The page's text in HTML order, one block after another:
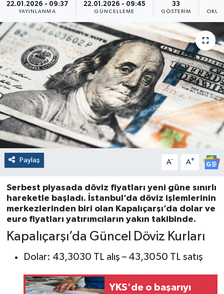
22.01.2026 - 09:37
YAYINLANMA
22.01.2026 - 09:45
GÜNCELLEME
33
GÖSTERIM
Paylaş A- A+
Serbest piyasada döviz fiyatları yeni güne sınırlı
hareketle başladı. İstanbul’da döviz işlemlerinin
merkezlerinden biri olan Kapalıçarşı’da dolar ve
euro fiyatları yatırımcıların yakın takibinde.
Kapalıçarşı’da Güncel Döviz Kurları
Dolar: 43,3030 TL alış – 43,3050 TL satış
YKS'de o başarıyı